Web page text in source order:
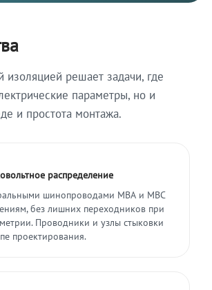
изоляцией решает задачи, где
параметры, но и
и простота монтажа.
распределение
шинопроводами МВА и МВС
без лишних переходников при
Проводники и узлы стыковки
проектирования.